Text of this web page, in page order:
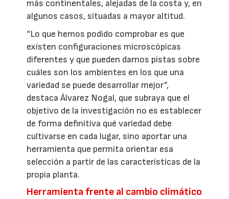
más continentales, alejadas de la costa y, en
algunos casos, situadas a mayor altitud.
“Lo que hemos podido comprobar es que
existen configuraciones microscópicas
diferentes y que pueden darnos pistas sobre
cuáles son los ambientes en los que una
variedad se puede desarrollar mejor”,
destaca Álvarez Nogal, que subraya que el
objetivo de la investigación no es establecer
de forma definitiva qué variedad debe
cultivarse en cada lugar, sino aportar una
herramienta que permita orientar esa
selección a partir de las características de la
propia planta.
Herramienta frente al cambio climático